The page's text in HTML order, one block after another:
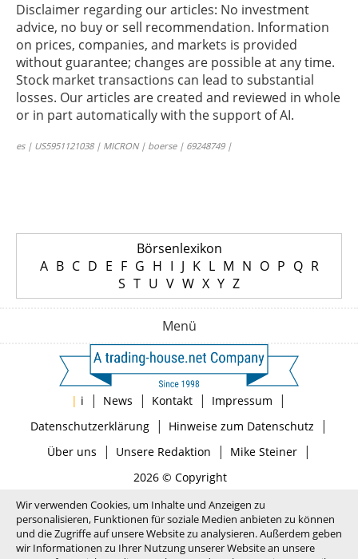
Disclaimer regarding our articles: No investment
advice, no buy or sell recommendation. Information
on prices, companies, and markets is provided
without guarantee; changes are possible at any time.
Stock market transactions can lead to substantial
losses. Our articles are created and reviewed in whole
or in part automatically with the support of AI.
es | US5951121038 | MICRON | boerse | 69248749 |
Börsenlexikon
A B C D E F G H I J K L M N O P Q R
S T U V W X Y Z
Menü
| i | News | Kontakt | Impressum |
Datenschutzerklärung| Hinweise zum Datenschutz |
Über uns | Unsere Redaktion | Mike Steiner|
2026 © Copyright
Wir verwenden Cookies, um Inhalte und Anzeigen zu
personalisieren, Funktionen für soziale Medien anbieten zu können
und die Zugriffe auf unsere Website zu analysieren. Außerdem geben
wir Informationen zu Ihrer Nutzung unserer Website an unsere